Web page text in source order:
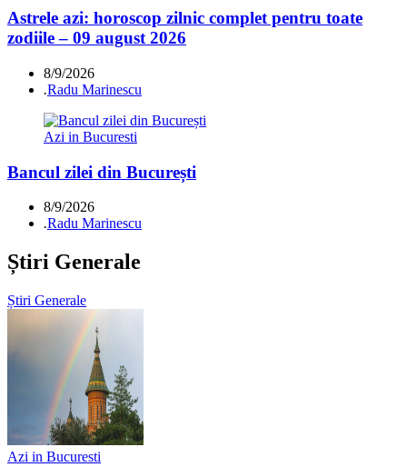
Astrele azi: horoscop zilnic complet pentru toate
zodiile – 09 august 2026
8/9/2026
.Radu Marinescu
Azi in Bucuresti
Bancul zilei din București
8/9/2026
.Radu Marinescu
Știri Generale
Știri Generale
Azi in Bucuresti